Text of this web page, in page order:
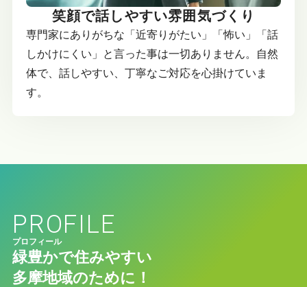
笑顔で話しやすい雰囲気づくり
専門家にありがちな「近寄りがたい」「怖い」「話
しかけにくい」と言った事は一切ありません。自然
体で、話しやすい、丁寧なご対応を心掛けていま
す。
PROFILE
プロフィール
緑豊かで住みやすい
多摩地域のために！